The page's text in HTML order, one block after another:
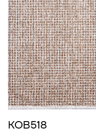
КОВ518